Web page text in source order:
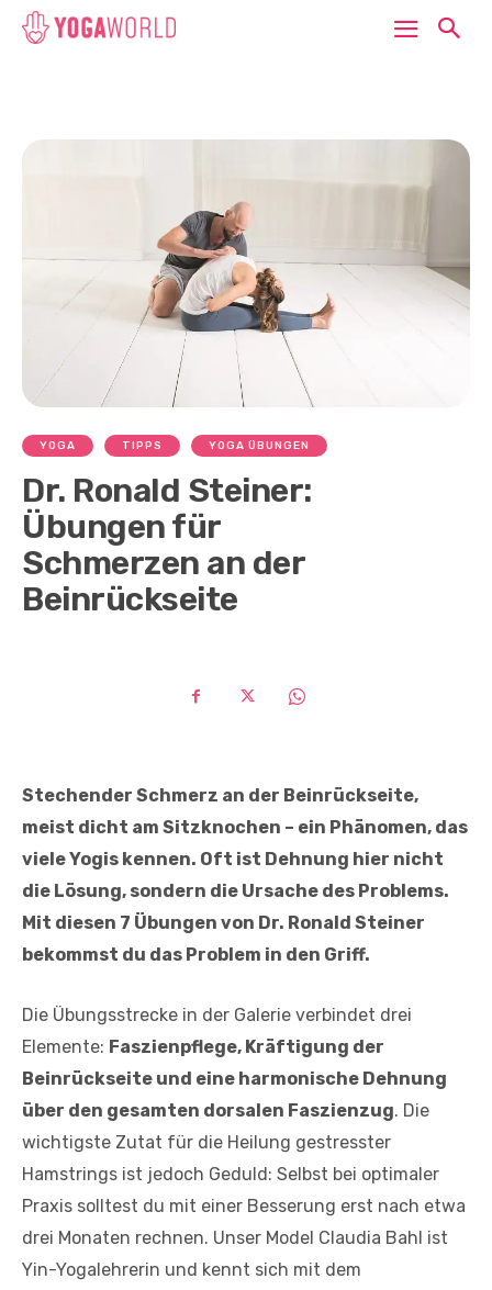
YOGA TIPPS YOGA ÜBUNGEN
Dr. Ronald Steiner:
Übungen für
Schmerzen an der
Beinrückseite
Stechender Schmerz an der Beinrückseite,
meist dicht am Sitzknochen – ein Phänomen, das
viele Yogis kennen. Oft ist Dehnung hier nicht
die Lösung, sondern die Ursache des Problems.
Mit diesen 7 Übungen von Dr. Ronald Steiner
bekommst du das Problem in den Griff.
Die Übungsstrecke in der Galerie verbindet drei
Elemente: Faszienpflege, Kräftigung der
Beinrückseite und eine harmonische Dehnung
über den gesamten dorsalen Faszienzug. Die
wichtigste Zutat für die Heilung gestresster
Hamstrings ist jedoch Geduld: Selbst bei optimaler
Praxis solltest du mit einer Besserung erst nach etwa
drei Monaten rechnen. Unser Model Claudia Bahl ist
Yin-Yogalehrerin und kennt sich mit dem